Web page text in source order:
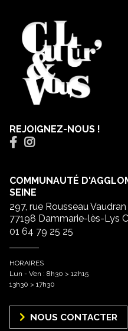
REJOIGNEZ-NOUS !
COMMUNAUTÉ
SEINE
297, rue Rousseau
77198 Dammarie-lès-Lys
01 64 79 25 25
HORAIRES
Lun - Ven : 8h30 > 12h15
13h30 > 17h30
NOUS CONTACTER